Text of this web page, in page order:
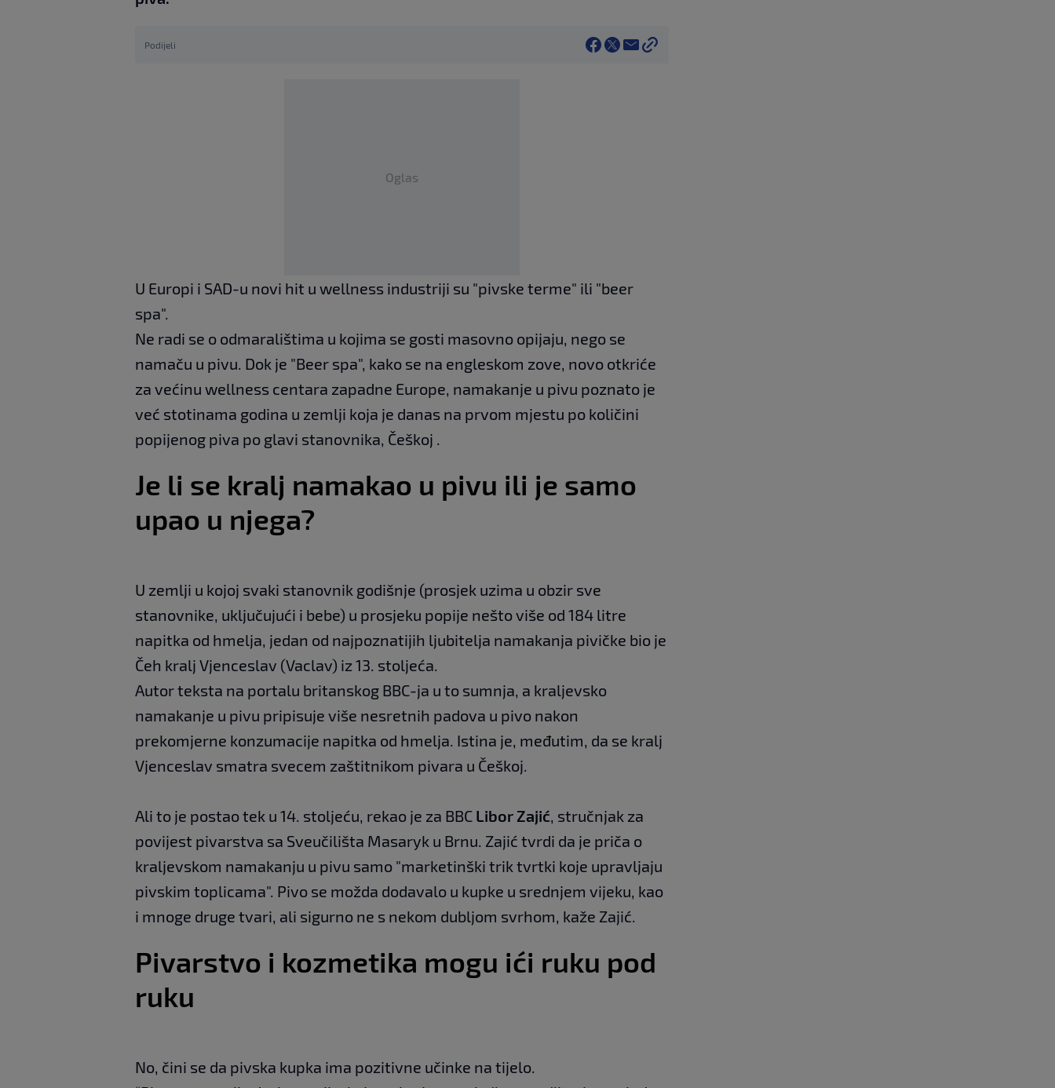
Podijeli
Oglas
U Europi i SAD-u novi hit u wellness industriji su "pivske terme" ili "beer
spa".
Ne radi se o odmaralištima u kojima se gosti masovno opijaju, nego se
namaču u pivu. Dok je "Beer spa", kako se na engleskom zove, novo otkriće
za većinu wellness centara zapadne Europe, namakanje u pivu poznato je
već stotinama godina u zemlji koja je danas na prvom mjestu po količini
popijenog piva po glavi stanovnika, Češkoj .
Je li se kralj namakao u pivu ili je samo
upao u njega?
U zemlji u kojoj svaki stanovnik godišnje (prosjek uzima u obzir sve
stanovnike, uključujući i bebe) u prosjeku popije nešto više od 184 litre
napitka od hmelja, jedan od najpoznatijih ljubitelja namakanja pivičke bio je
Čeh kralj Vjenceslav (Vaclav) iz 13. stoljeća.
Autor teksta na portalu britanskog BBC-ja u to sumnja, a kraljevsko
namakanje u pivu pripisuje više nesretnih padova u pivo nakon
prekomjerne konzumacije napitka od hmelja. Istina je, međutim, da se kralj
Vjenceslav smatra svecem zaštitnikom pivara u Češkoj.
Ali to je postao tek u 14. stoljeću, rekao je za BBC Libor Zajić, stručnjak za
povijest pivarstva sa Sveučilišta Masaryk u Brnu. Zajić tvrdi da je priča o
kraljevskom namakanju u pivu samo "marketinški trik tvrtki koje upravljaju
pivskim toplicama". Pivo se možda dodavalo u kupke u srednjem vijeku, kao
i mnoge druge tvari, ali sigurno ne s nekom dubljom svrhom, kaže Zajić.
Pivarstvo i kozmetika mogu ići ruku pod
ruku
No, čini se da pivska kupka ima pozitivne učinke na tijelo.